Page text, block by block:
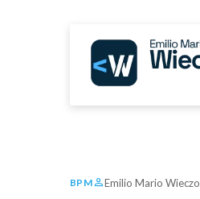
BPM Emilio Mario